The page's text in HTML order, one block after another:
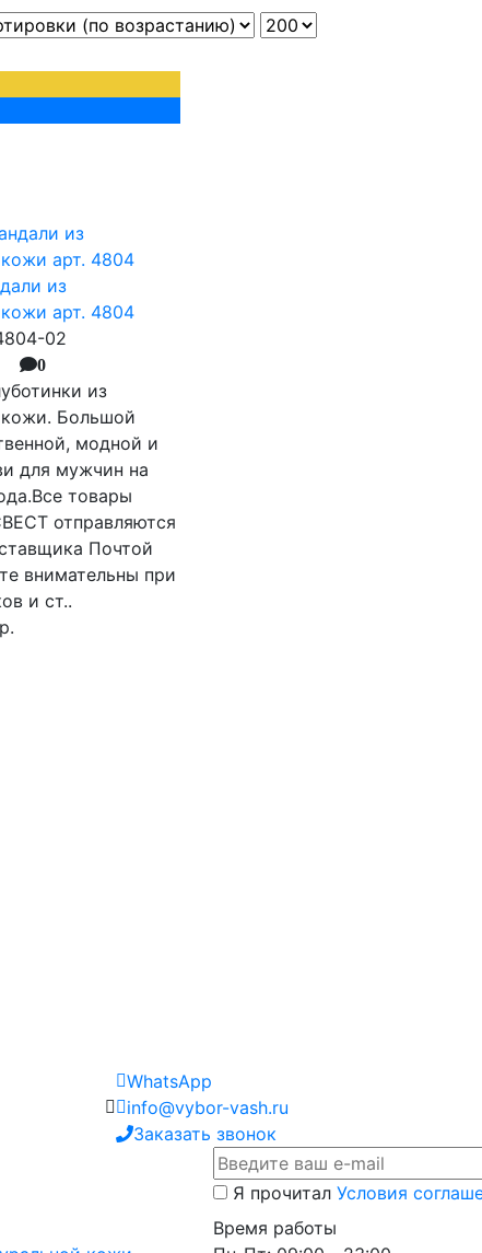
из
арт. 4804
02
0
из
кожи. Большой
модной и
для мужчин на
товары
отправляются
Почтой
внимательны при
и ст..
WhatsApp
info@vybor-vash.ru
Заказать звонок
Я прочитал Условия
Время работы